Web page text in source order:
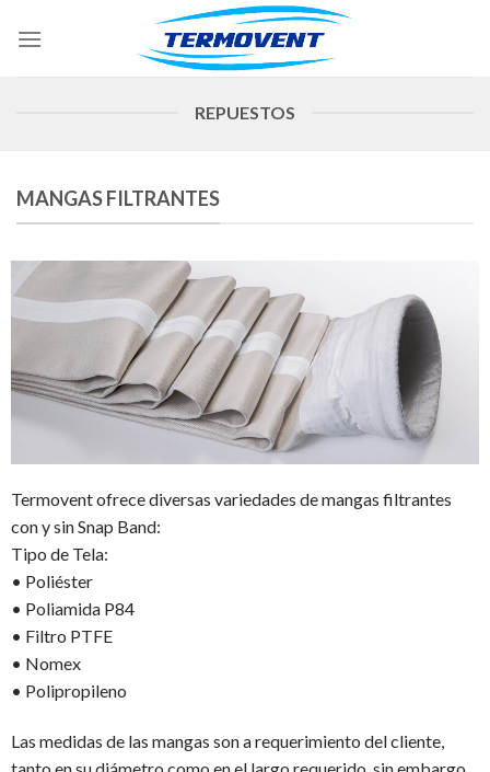
REPUESTOS
MANGAS FILTRANTES
Termovent ofrece diversas variedades de mangas filtrantes
con y sin Snap Band:
Tipo de Tela:
• Poliéster
• Poliamida P84
• Filtro PTFE
• Nomex
• Polipropileno
Las medidas de las mangas son a requerimiento del cliente,